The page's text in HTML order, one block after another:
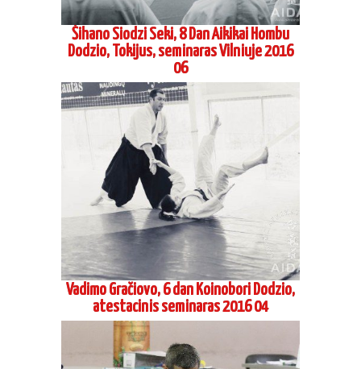
Šihano Siodzi Seki, 8 Dan Aikikai Hombu
Dodzio, Tokijus, seminaras Vilniuje 2016
06
Vadimo Gračiovo, 6 dan Koinobori Dodzio,
atestacinis seminaras 2016 04